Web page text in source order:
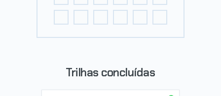
Trilhas concluídas